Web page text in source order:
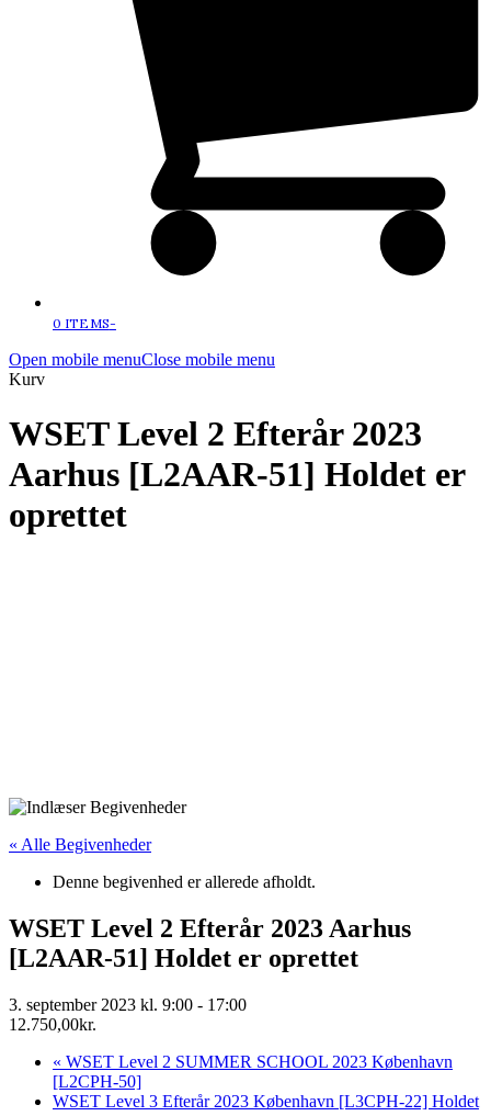
0 ITEMS-
Open mobile menuClose mobile menu
Kurv
WSET Level 2 Efterår 2023
Aarhus [L2AAR-51] Holdet er
oprettet
« Alle Begivenheder
Denne begivenhed er allerede afholdt.
WSET Level 2 Efterår 2023 Aarhus
[L2AAR-51] Holdet er oprettet
3. september 2023 kl. 9:00 - 17:00
12.750,00kr.
« WSET Level 2 SUMMER SCHOOL 2023 København
[L2CPH-50]
WSET Level 3 Efterår 2023 København [L3CPH-22] Holdet